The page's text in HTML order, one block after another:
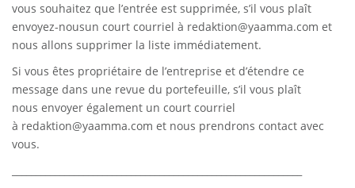
vous souhaitez que l’entrée est supprimée, s’il vous plaît
envoyez-nousun court courriel à redaktion@yaamma.com et
nous allons supprimer la liste immédiatement.
Si vous êtes propriétaire de l’entreprise et d’étendre ce
message dans une revue du portefeuille, s’il vous plaît
nous envoyer également un court courriel
à redaktion@yaamma.com et nous prendrons contact avec
vous.